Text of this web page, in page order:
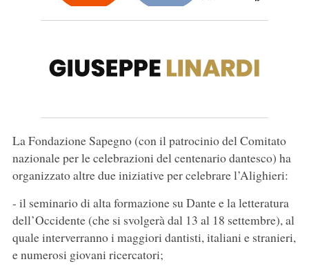
La Fondazione Sapegno (con il patrocinio del Comitato
nazionale per le celebrazioni del centenario dantesco) ha
organizzato altre due iniziative per celebrare l’Alighieri:
- il seminario di alta formazione su Dante e la letteratura
dell’Occidente (che si svolgerà dal 13 al 18 settembre), al
quale interverranno i maggiori dantisti, italiani e stranieri,
e numerosi giovani ricercatori;